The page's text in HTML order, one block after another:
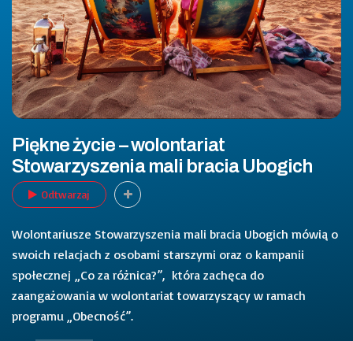
Piękne życie – wolontariat
Stowarzyszenia mali bracia Ubogich
Odtwarzaj
Wolontariusze Stowarzyszenia mali bracia Ubogich mówią o
swoich relacjach z osobami starszymi oraz o kampanii
społecznej „Co za różnica?”, która zachęca do
zaangażowania w wolontariat towarzyszący w ramach
programu „Obecność”.